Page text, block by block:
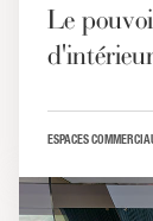
Le
ESPACES